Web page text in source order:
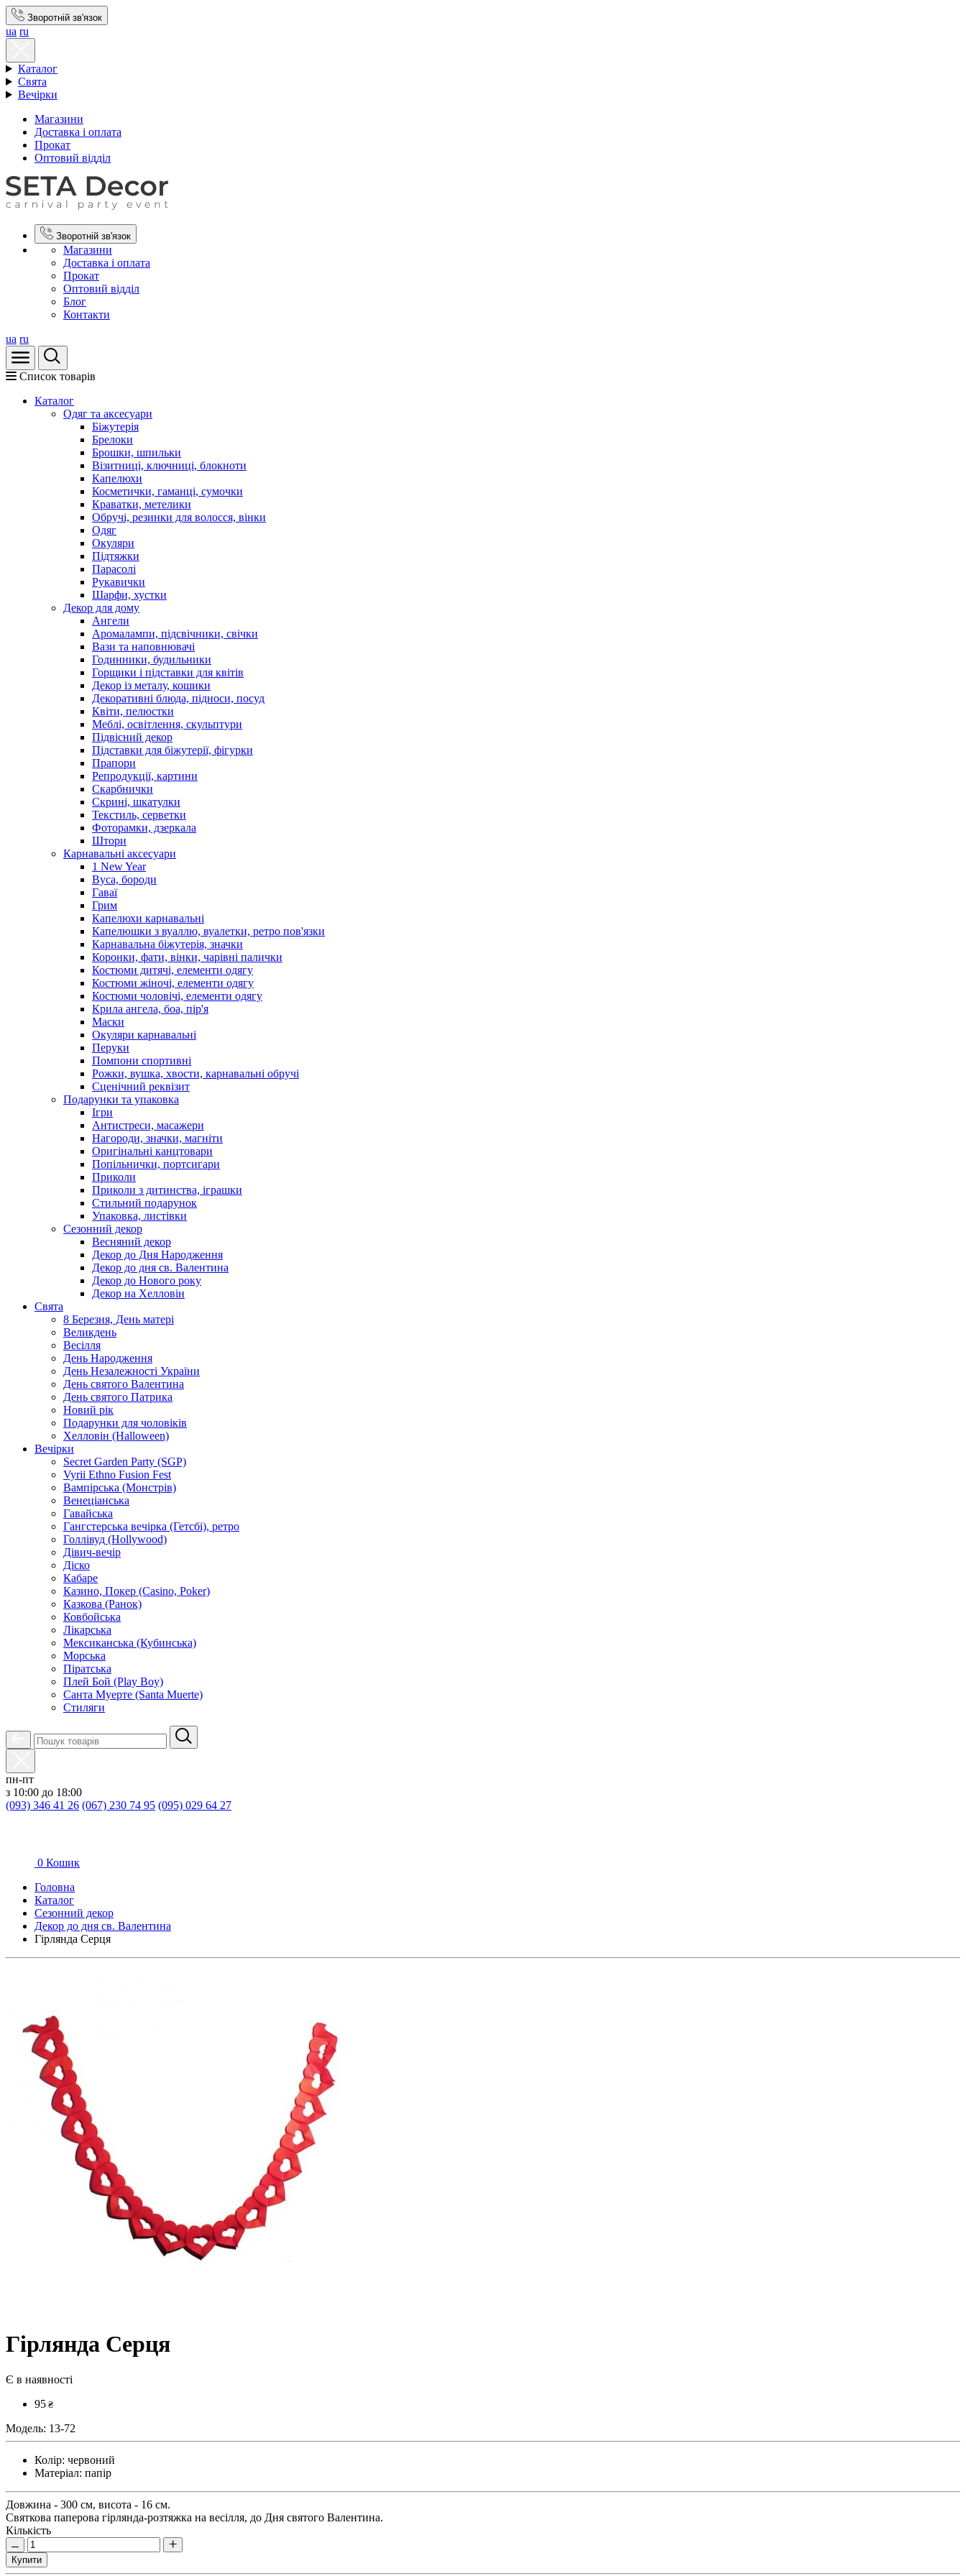
Зворотній зв'язок
ua ru
Каталог
Свята
Вечірки
Магазини
Доставка і оплата
Прокат
Оптовий відділ
Зворотній зв'язок
Магазини
Доставка і оплата
Прокат
Оптовий відділ
Блог
Контакти
ua ru
Список товарів
Каталог
Oдяг та аксесуари
Біжутерія
Брелоки
Брошки, шпильки
Візитниці, ключниці, блокноти
Капелюхи
Косметички, гаманці, сумочки
Краватки, метелики
Обручі, резинки для волосся, вінки
Одяг
Окуляри
Підтяжки
Парасолі
Рукавички
Шарфи, хустки
Декор для дому
Ангели
Аромалампи, підсвічники, свічки
Вази та наповнювачі
Годинники, будильники
Горщики і підставки для квітів
Декор із металу, кошики
Декоративні блюда, підноси, посуд
Квіти, пелюстки
Меблі, освітлення, скульптури
Підвісний декор
Підставки для біжутерії, фігурки
Прапори
Репродукції, картини
Скарбнички
Скрині, шкатулки
Текстиль, серветки
Фоторамки, дзеркала
Штори
Карнавальні аксесуари
1 New Year
Вуса, бороди
Гаваї
Грим
Капелюхи карнавальні
Капелюшки з вуаллю, вуалетки, ретро пов'язки
Карнавальна біжутерія, значки
Коронки, фати, вінки, чарівні палички
Костюми дитячі, елементи одягу
Костюми жіночі, елементи одягу
Костюми чоловічі, елементи одягу
Крила ангела, боа, пір'я
Маски
Окуляри карнавальні
Перуки
Помпони спортивні
Рожки, вушка, хвости, карнавальні обручі
Сценічний реквізит
Подарунки та упаковка
Ігри
Антистреси, масажери
Нагороди, значки, магніти
Оригінальні канцтовари
Попільнички, портсигари
Приколи
Приколи з дитинства, іграшки
Стильний подарунок
Упаковка, листівки
Сезонний декор
Весняний декор
Декор до Дня Народження
Декор до дня св. Валентина
Декор до Нового року
Декор на Хелловін
Свята
8 Березня, День матері
Великдень
Весілля
День Народження
День Незалежності України
День святого Валентина
День святого Патрика
Новий рік
Подарунки для чоловіків
Хелловін (Halloween)
Вечірки
Secret Garden Party (SGP)
Vyrii Ethno Fusion Fest
Вампірська (Монстрів)
Венеціанська
Гавайська
Гангстерська вечірка (Гетсбі), ретро
Голлівуд (Hollywood)
Дівич-вечір
Діско
Кабаре
Казино, Покер (Casino, Poker)
Казкова (Ранок)
Ковбойська
Лікарська
Мексиканська (Кубинська)
Морська
Піратська
Плей Бой (Play Boy)
Санта Муерте (Santa Muerte)
Стиляги
пн-пт
з 10:00 до 18:00
(093) 346 41 26 (067) 230 74 95 (095) 029 64 27
0 Кошик
Головна
Каталог
Сезонний декор
Декор до дня св. Валентина
Гірлянда Серця
Гірлянда Серця
Є в наявності
95 ₴
Модель: 13-72
Колір: червоний
Матеріал: папір
Довжина - 300 см, висота - 16 см.
Святкова паперова гірлянда-розтяжка на весілля, до Дня святого Валентина.
Кількість
Купити